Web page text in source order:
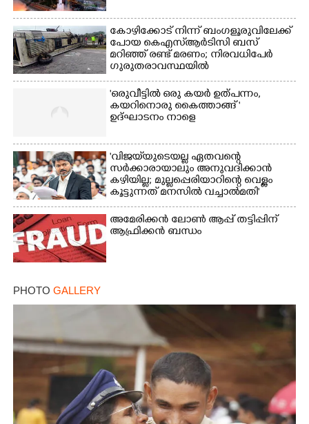
കോഴിക്കോട് നിന്ന് ബംഗളൂരുവിലേക്ക്
പോയ കെഎസ്‌ആർടിസി ബസ്
മറിഞ്ഞ് രണ്ട് മരണം; നിരവധിപേർ
ഗുരുതരാവസ്ഥയിൽ
'ഒരുവീട്ടിൽ ഒരു കയർ ഉത്പന്നം,
കയറിനൊരു കൈത്താങ്ങ് '
ഉദ്ഘാടനം നാളെ
'വിജയ്‌യുടെയല്ല ഏതവന്റെ
സർക്കാരായാലും അനുവദിക്കാൻ
കഴിയില്ല; മുല്ലപ്പെരിയാറിന്റെ വെള്ളം
കൂട്ടുന്നത് മനസിൽ വച്ചാൽമതി'
അമേരിക്കൻ ലോൺ ആപ്പ് തട്ടിപ്പിന്
ആഫ്രിക്കൻ ബന്ധം
PHOTO GALLERY